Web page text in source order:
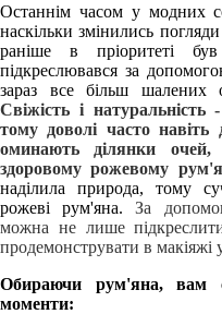
Останнім часом у модних
наскільки змінились
раніше в пріоритеті
підкреслювався за
зараз все більш шалених
Свіжість і
тому доволі часто навіть
оминають ділянки
здоровому рожевому
наділила природа, тому
рожеві рум'яна.За
можна не лише
продемонструвати в макіяжі
Обираючи рум'яна, вам
моменти: